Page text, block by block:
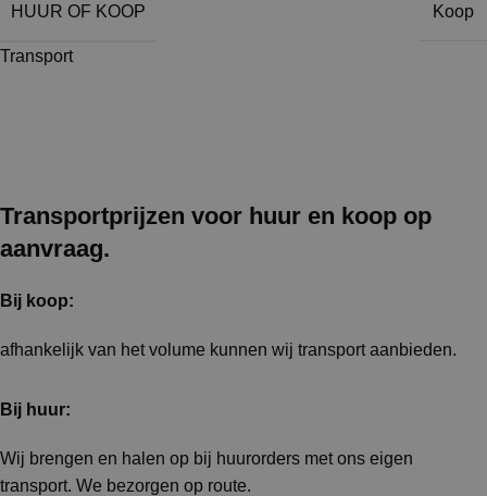
HUUR OF KOOP Koop
Transport
Transportprijzen voor huur en koop op
aanvraag.
Bij koop:
afhankelijk van het volume kunnen wij transport aanbieden.
Bij huur:
Wij brengen en halen op bij huurorders met ons eigen
transport. We bezorgen op route.